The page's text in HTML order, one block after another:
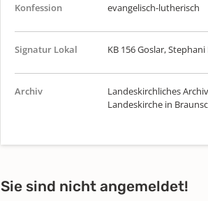
Konfession
evangelisch-lutherisch
Signatur Lokal KB 156 Goslar, Stephani
Archiv
Landeskirchliches
Landeskirche in
Sie sind nicht angemeldet!